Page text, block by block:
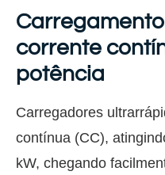
corrente
potência
Carregadores
contínua (CC),
kW, chegando